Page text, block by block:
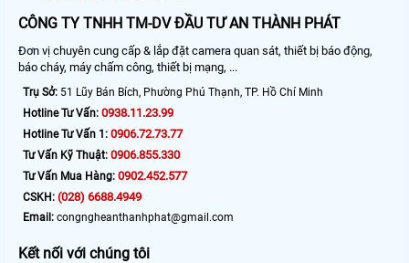
CÔNG TY TNHH TM-DV ĐẦU TƯ AN THÀNH PHÁT
Đơn vị chuyên cung cấp & lắp đặt camera quan sát, thiết bị báo động,
báo cháy, máy chấm công, thiết bị mạng, ...
Trụ Sở: 51 Lũy Bán Bích, Phường Phú Thạnh, TP. Hồ Chí Minh
Hotline Tư Vấn: 0938.11.23.99
Hotline Tư Vấn 1: 0906.72.73.77
Tư Vấn Kỹ Thuật: 0906.855.330
Tư Vấn Mua Hàng: 0902.452.577
CSKH: (028) 6688.4949
Email: congngheanthanhphat@gmail.com
Kết nối với chúng tôi